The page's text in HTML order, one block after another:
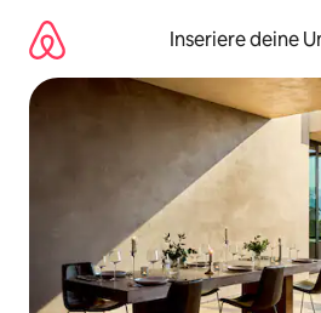
Inhalten
springen
Inseriere deine